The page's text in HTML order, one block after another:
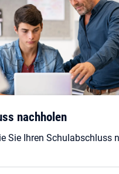
nachholen
Sie Ihren Schulabschluss